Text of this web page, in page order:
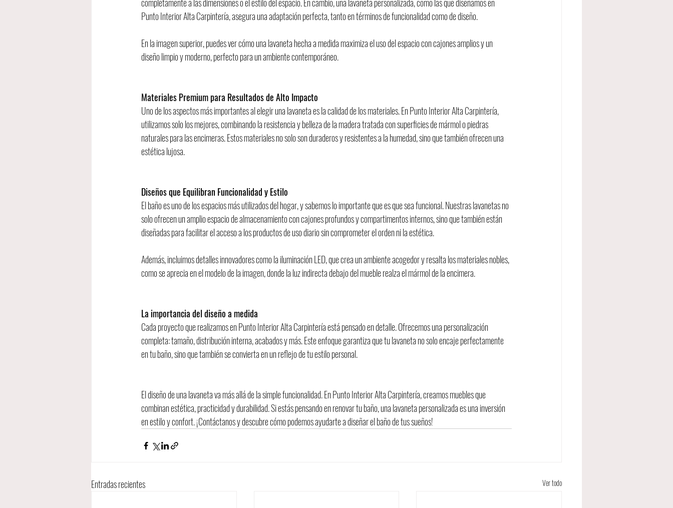
Punto Interior Alta Carpintería, asegura una adaptación perfecta, tanto en términos de funcionalidad como de diseño.
En la imagen superior, puedes ver cómo una lavaneta hecha a medida maximiza el uso del espacio con cajones amplios y un
diseño limpio y moderno, perfecto para un ambiente contemporáneo.
Materiales Premium para Resultados de Alto Impacto
Uno de los aspectos más importantes al elegir una lavaneta es la calidad de los materiales. En Punto Interior Alta Carpintería,
utilizamos solo los mejores, combinando la resistencia y belleza de la madera tratada con superficies de mármol o piedras
naturales para las encimeras. Estos materiales no solo son duraderos y resistentes a la humedad, sino que también ofrecen una
estética lujosa.
Diseños que Equilibran Funcionalidad y Estilo
El baño es uno de los espacios más utilizados del hogar, y sabemos lo importante que es que sea funcional. Nuestras lavanetas no
solo ofrecen un amplio espacio de almacenamiento con cajones profundos y compartimentos internos, sino que también están
diseñadas para facilitar el acceso a los productos de uso diario sin comprometer el orden ni la estética.
Además, incluimos detalles innovadores como la iluminación LED, que crea un ambiente acogedor y resalta los materiales nobles,
como se aprecia en el modelo de la imagen, donde la luz indirecta debajo del mueble realza el mármol de la encimera.
La importancia del diseño a medida
Cada proyecto que realizamos en Punto Interior Alta Carpintería está pensado en detalle. Ofrecemos una personalización
completa: tamaño, distribución interna, acabados y más. Este enfoque garantiza que tu lavaneta no solo encaje perfectamente
en tu baño, sino que también se convierta en un reflejo de tu estilo personal.
El diseño de una lavaneta va más allá de la simple funcionalidad. En Punto Interior Alta Carpintería, creamos muebles que
combinan estética, practicidad y durabilidad. Si estás pensando en renovar tu baño, una lavaneta personalizada es una inversión
en estilo y confort. ¡Contáctanos y descubre cómo podemos ayudarte a diseñar el baño de tus sueños!
Entradas recientes Ver todo